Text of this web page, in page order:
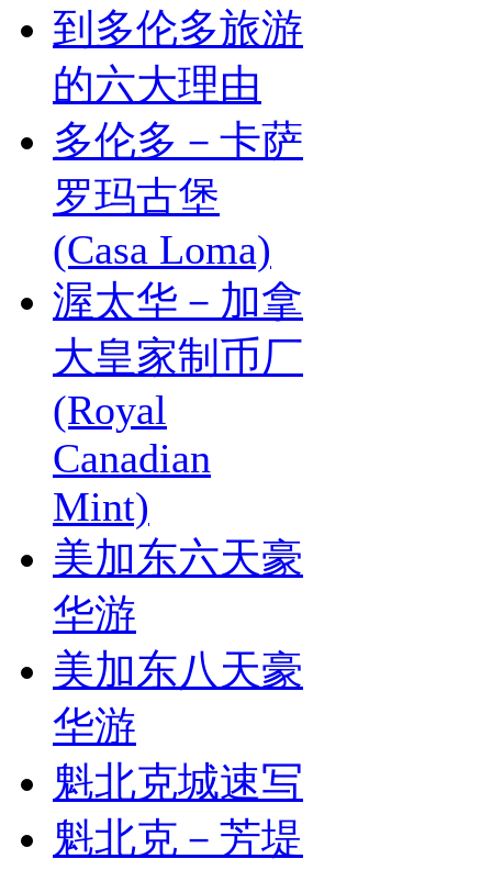
到多伦多旅游
的六大理由
多伦多－卡萨
罗玛古堡
(Casa Loma)
渥太华－加拿
大皇家制币厂
(Royal
Canadian
Mint)
美加东六天豪
华游
美加东八天豪
华游
魁北克城速写
魁北克－芳堤